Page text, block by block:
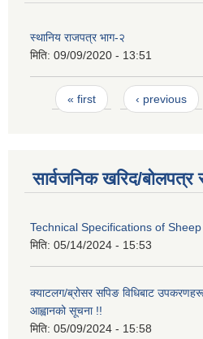
स्थानिय राजपत्र भाग-२
मिति: 09/09/2020 - 13:51
Pages
« first ‹ previous
सार्वजनिक खरिद/बोलपत्र
Technical Specifications of
मिति: 05/14/2024 - 15:53
क्याटलग/ब्रोसर सपिङ विधिबाट उपकरणहरू
आह्वानको सूचना !!
मिति: 05/09/2024 - 15:58